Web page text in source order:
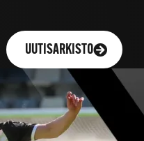
UUTISARKISTO